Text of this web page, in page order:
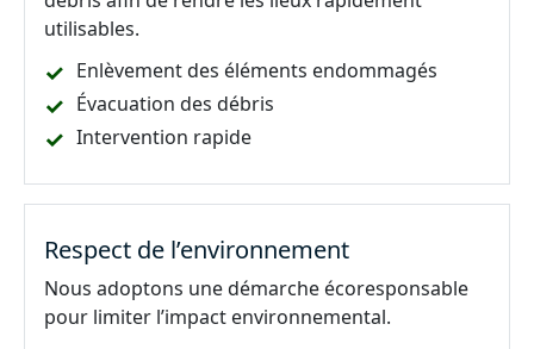
utilisables.
Enlèvement des éléments endommagés
Évacuation des débris
Intervention rapide
Respect de l’environnement
Nous adoptons une démarche écoresponsable
pour limiter l’impact environnemental.